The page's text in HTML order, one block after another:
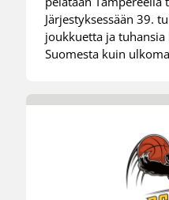
Järjestyksessään 39.
joukkuetta ja
Suomesta kuin